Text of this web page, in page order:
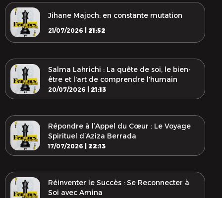
Jihane Majoch: en constante mutation
21/07/2026 | 21:52
Salma Lahrichi : La quête de soi, le bien-
être et l'art de comprendre l'humain
20/07/2026 | 21:13
Répondre à l’Appel du Cœur : Le Voyage
Spirituel d’Aziza Berrada
17/07/2026 | 22:13
Réinventer le Succès : Se Reconnecter à
Soi avec Amina